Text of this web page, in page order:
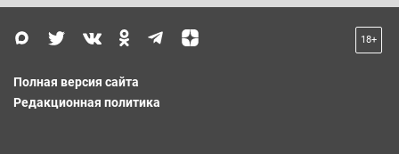
18+
Полная версия сайта
Редакционная политика